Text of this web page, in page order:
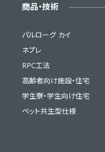
商品・技術
パルローグ カイ
ネプレ
RPC工法
高齢者向け施設・住宅
学生寮・学生向け住宅
ペット共生型仕様